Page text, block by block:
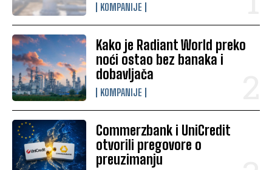
KOMPANIJE
Kako je Radiant World preko
noći ostao bez banaka i
dobavljača
KOMPANIJE
Commerzbank i UniCredit
otvorili pregovore o
preuzimanju